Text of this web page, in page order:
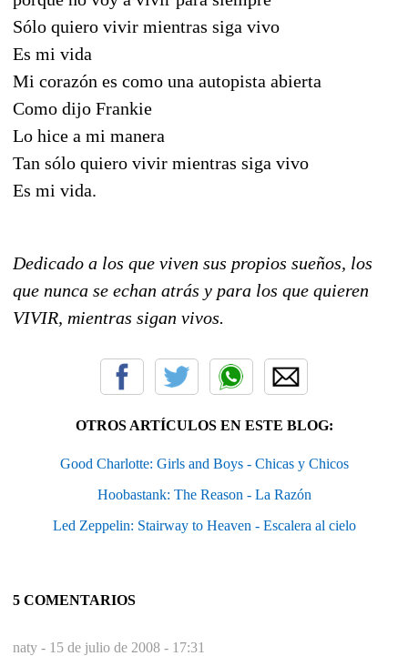
Sólo quiero vivir mientras siga vivo
Es mi vida
Mi corazón es como una autopista abierta
Como dijo Frankie
Lo hice a mi manera
Tan sólo quiero vivir mientras siga vivo
Es mi vida.
Dedicado a los que viven sus propios sueños, los
que nunca se echan atrás y para los que quieren
VIVIR, mientras sigan vivos.
OTROS ARTÍCULOS EN ESTE BLOG:
Good Charlotte: Girls and Boys - Chicas y Chicos
Hoobastank: The Reason - La Razón
Led Zeppelin: Stairway to Heaven - Escalera al cielo
5 COMENTARIOS
naty - 15 de julio de 2008 - 17:31